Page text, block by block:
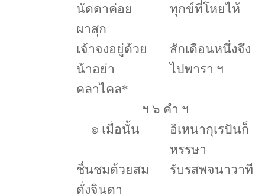
นัดดาค่อย
ผาสุก
ทุกข์ที่โหยไห้
เจ้าจงอยู่ด้วย
น้าอย่า
คลาไคล*
สักเดือนหนึ่งจึง
ไปพารา ฯ
ฯ ๖ คำ ฯ
๏ เมื่อนั้น
อิเหนากุเรปันก็
หรรษา
ชื่นชมด้วยสม
ดั่งจินดา
รับรสพจนาวาที